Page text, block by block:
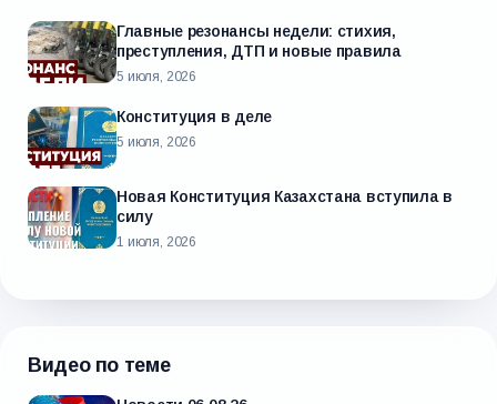
Главные резонансы недели: стихия,
преступления, ДТП и новые правила
5 июля, 2026
Конституция в деле
5 июля, 2026
Новая Конституция Казахстана вступила в
силу
1 июля, 2026
Видео по теме